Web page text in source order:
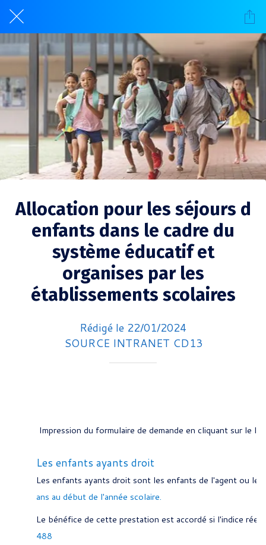
Allocation pour les séjours d
enfants dans le cadre du
système éducatif et
organises par les
établissements scolaires
Rédigé le 22/01/2024
SOURCE INTRANET CD13
Impression du formulaire de demande en cliquant sur le
Les enfants ayants droit
Les enfants ayants droit sont les enfants de l'agent ou
ans au début de l'année scolaire.
Le bénéfice de cette prestation est accordé si l'indice
488